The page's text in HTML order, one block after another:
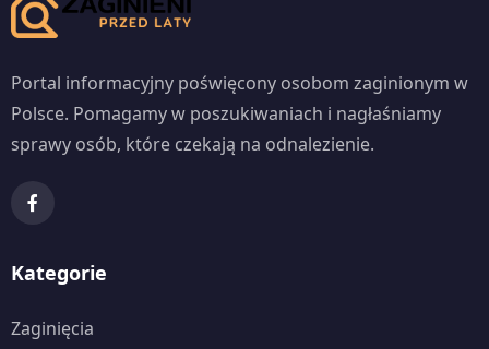
Portal informacyjny poświęcony osobom zaginionym w
Polsce. Pomagamy w poszukiwaniach i nagłaśniamy
sprawy osób, które czekają na odnalezienie.
Kategorie
Zaginięcia